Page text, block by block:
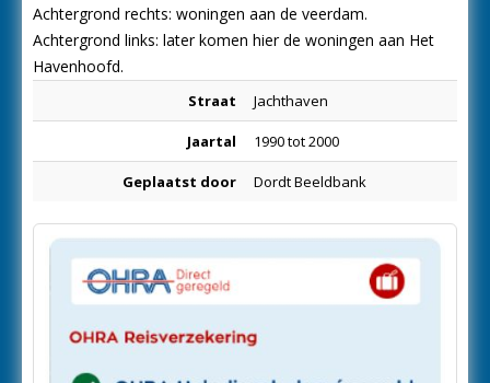
Achtergrond rechts: woningen aan de veerdam.
Achtergrond links: later komen hier de woningen aan Het
Havenhoofd.
Straat Jachthaven
Jaartal 1990 tot 2000
Geplaatst door Dordt Beeldbank